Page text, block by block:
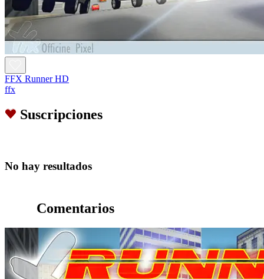
FFX Runner HD
ffx
Suscripciones
No hay resultados
Comentarios